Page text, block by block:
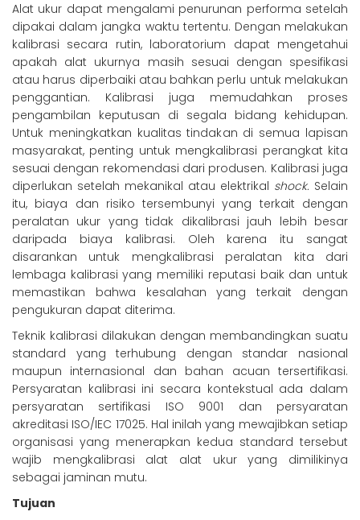
Alat ukur dapat mengalami penurunan performa setelah
dipakai dalam jangka waktu tertentu. Dengan melakukan
kalibrasi secara rutin, laboratorium dapat mengetahui
apakah alat ukurnya masih sesuai dengan spesifikasi
atau harus diperbaiki atau bahkan perlu untuk melakukan
penggantian. Kalibrasi juga memudahkan proses
pengambilan keputusan di segala bidang kehidupan.
Untuk meningkatkan kualitas tindakan di semua lapisan
masyarakat, penting untuk mengkalibrasi perangkat kita
sesuai dengan rekomendasi dari produsen. Kalibrasi juga
diperlukan setelah mekanikal atau elektrikal shock. Selain
itu, biaya dan risiko tersembunyi yang terkait dengan
peralatan ukur yang tidak dikalibrasi jauh lebih besar
daripada biaya kalibrasi. Oleh karena itu sangat
disarankan untuk mengkalibrasi peralatan kita dari
lembaga kalibrasi yang memiliki reputasi baik dan untuk
memastikan bahwa kesalahan yang terkait dengan
pengukuran dapat diterima.
Teknik kalibrasi dilakukan dengan membandingkan suatu
standard yang terhubung dengan standar nasional
maupun internasional dan bahan acuan tersertifikasi.
Persyaratan kalibrasi ini secara kontekstual ada dalam
persyaratan sertifikasi ISO 9001 dan persyaratan
akreditasi ISO/IEC 17025. Hal inilah yang mewajibkan setiap
organisasi yang menerapkan kedua standard tersebut
wajib mengkalibrasi alat alat ukur yang dimilikinya
sebagai jaminan mutu.
Tujuan